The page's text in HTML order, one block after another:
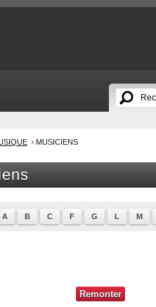
MUSICIENS
A B C F G L M
Remonter